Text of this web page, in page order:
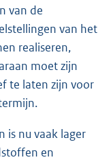
van de
van het
realiseren,
moet zijn
te laten zijn voor
is nu vaak lager
en